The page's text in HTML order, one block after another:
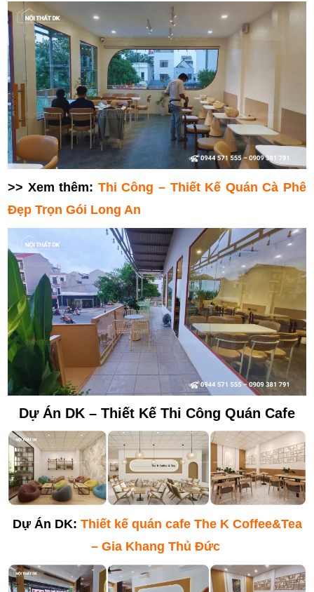
>> Xem thêm: Thi Công – Thiết Kế Quán Cà Phê
Đẹp Trọn Gói Long An
Dự Án DK – Thiết Kế Thi Công Quán Cafe
Dự Án DK: Thiết kế quán cafe The K Coffee&Tea
– Gia Khang Thủ Đức